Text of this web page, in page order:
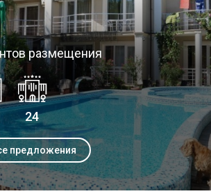
размещения
24
предложения